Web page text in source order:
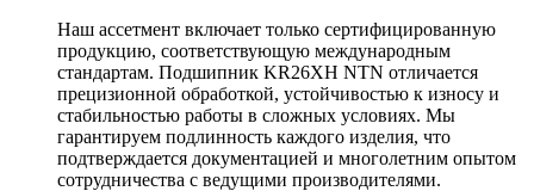
Наш ассетмент включает только сертифицированную
продукцию, соответствующую международным
стандартам. Подшипник KR26XH NTN отличается
прецизионной обработкой, устойчивостью к износу и
стабильностью работы в сложных условиях. Мы
гарантируем подлинность каждого изделия, что
подтверждается документацией и многолетним опытом
сотрудничества с ведущими производителями.